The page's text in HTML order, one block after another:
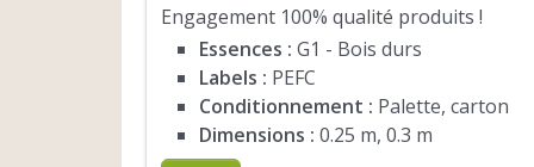
Engagement 100% qualité produits !
Essences : G1 - Bois durs
Labels : PEFC
Conditionnement : Palette, carton
Dimensions : 0.25 m, 0.3 m